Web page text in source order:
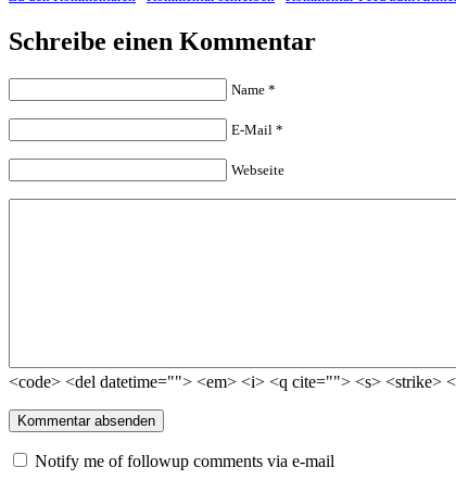
Schreibe einen Kommentar
Name *
E-Mail *
Webseite
<code> <del datetime=""> <em> <i> <q cite=""> <s> <strike>
Notify me of followup comments via e-mail